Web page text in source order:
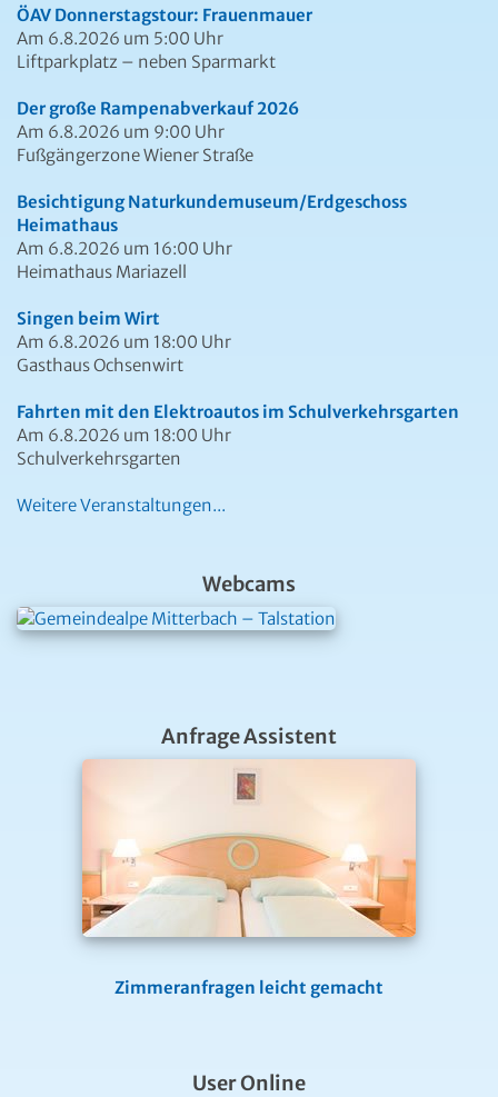
ÖAV Donnerstagstour: Frauenmauer
Am 6.8.2026 um 5:00 Uhr
Liftparkplatz – neben Sparmarkt
Der große Rampenabverkauf 2026
Am 6.8.2026 um 9:00 Uhr
Fußgängerzone Wiener Straße
Besichtigung Naturkundemuseum/Erdgeschoss
Heimathaus
Am 6.8.2026 um 16:00 Uhr
Heimathaus Mariazell
Singen beim Wirt
Am 6.8.2026 um 18:00 Uhr
Gasthaus Ochsenwirt
Fahrten mit den Elektroautos im Schulverkehrsgarten
Am 6.8.2026 um 18:00 Uhr
Schulverkehrsgarten
Weitere Veranstaltungen...
Webcams
Anfrage Assistent
Zimmeranfragen leicht gemacht
User Online